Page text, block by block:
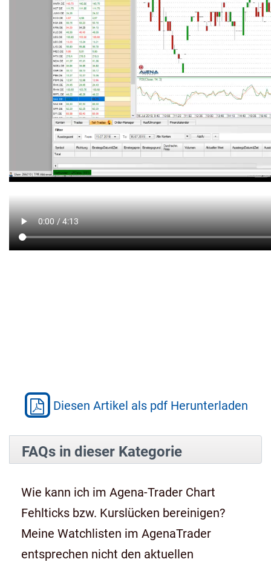
Diesen Artikel als pdf Herunterladen
FAQs in dieser Kategorie
Wie kann ich im Agena-Trader Chart
Fehlticks bzw. Kurslücken bereinigen?
Meine Watchlisten im AgenaTrader
entsprechen nicht den aktuellen